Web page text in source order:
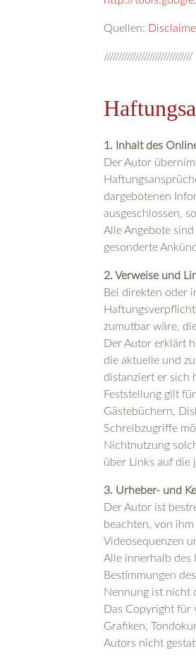
Quellen:
///////////////////////////////
1. Inhalt des
Der Autor
dargebotenen
ausgeschlossen,
Alle Angebote
gesonderte
2. Verweise und
Bei direkten oder
zumutbar wäre,
Der Autor erklärt
die aktuelle und
distanziert er sich
Feststellung gilt
Gästebüchern,
Schreibzugriffe
Nichtnutzung
über Links auf die
3. Urheber- und
Der Autor ist
beachten, von
Videosequenzen
Alle innerhalb des
Bestimmungen
Nennung ist nicht
Das Copyright für
Grafiken,
Autors nicht